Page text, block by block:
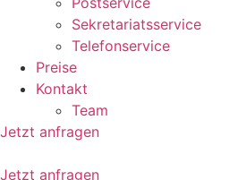
Sekretariatsservice
Telefonservice
Preise
Kontakt
Team
Jetzt anfragen
Jetzt anfragen